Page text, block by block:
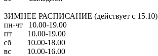
ЗИМНЕЕ РАСПИСАНИЕ (действует с 15.10)
пн-чт 10.00-19.00
пт 10.00-19.00
сб 10.00-18.00
вс 10.00-16.00